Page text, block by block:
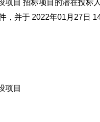
目 招标项目的潜在投标
，并于 2022年01月27日
项目